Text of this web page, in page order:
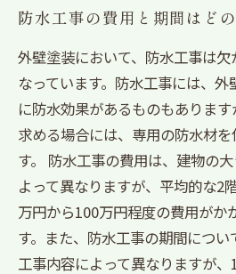
防水工事の費用と期間はど
外壁塗装において、防水工事は
なっています。防水工事には、
に防水効果があるものもありま
求める場合には、専用の防水材
す。 防水工事の費用は、建物の
よって異なりますが、平均的な2
万円から100万円程度の費用がか
す。また、防水工事の期間につ
工事内容によって異なりますが